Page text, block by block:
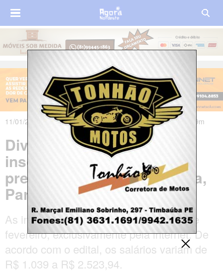
11/01/2020 às 09h00m - Atualizado em 11/01/2020 às 09h39m
Divulgado edital e abertas
inscrições no concurso da
prefeitura de Pedra Lavrada,
Paraíba
As inscrições devem ser feitas até 10 de
fevereiro, exclusivamente pela internet. De
acordo com o edital, os salários variam de
R$ 1.039 a R$ 2.523,94.